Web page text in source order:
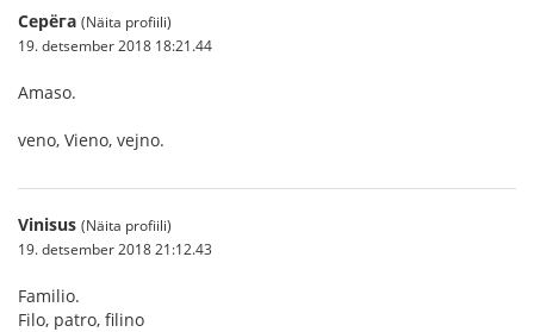
Серёга (Näita profiili)
19. detsember 2018 18:21.44
Amaso.
veno, Vieno, vejno.
Vinisus (Näita profiili)
19. detsember 2018 21:12.43
Familio.
Filo, patro, filino